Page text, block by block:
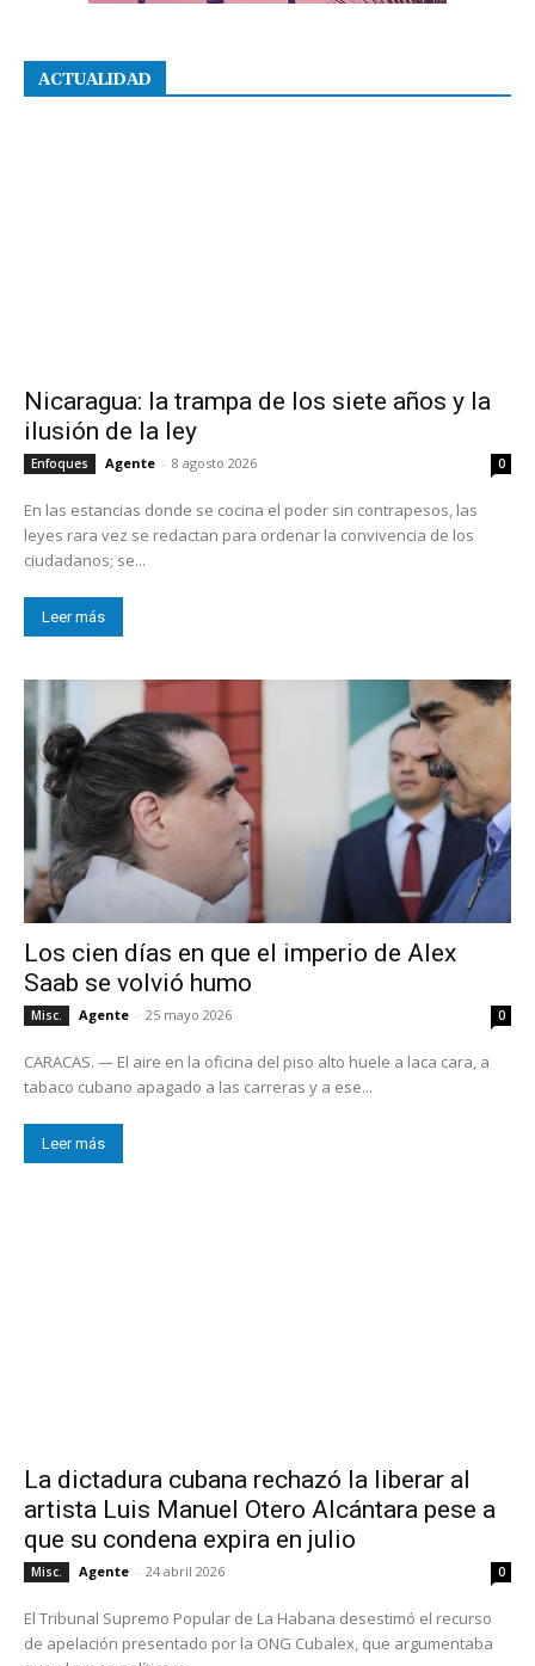
ACTUALIDAD
Nicaragua: la trampa de los siete años y la
ilusión de la ley
Enfoques Agente - 8 agosto 2026 0
En las estancias donde se cocina el poder sin contrapesos, las
leyes rara vez se redactan para ordenar la convivencia de los
ciudadanos; se...
Leer más
Los cien días en que el imperio de Alex
Saab se volvió humo
Misc. Agente - 25 mayo 2026 0
CARACAS. — El aire en la oficina del piso alto huele a laca cara, a
tabaco cubano apagado a las carreras y a ese...
Leer más
La dictadura cubana rechazó la liberar al
artista Luis Manuel Otero Alcántara pese a
que su condena expira en julio
Misc. Agente - 24 abril 2026 0
El Tribunal Supremo Popular de La Habana desestimó el recurso
de apelación presentado por la ONG Cubalex, que argumentaba